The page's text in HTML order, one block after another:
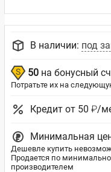
В наличии: под
50 на бонусный
Потратьте их на
Кредит от 50 ₽/
Минимальная
Дешевле купить
Продается по
производителем